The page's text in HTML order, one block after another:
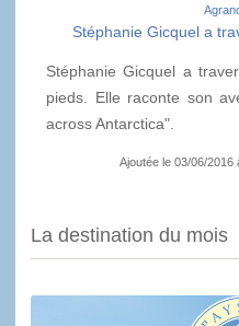
Stéphanie Gicquel a
Stéphanie Gicquel a
pieds. Elle raconte son
across Antarctica".
Ajoutée le 03/06/
La destination du mois